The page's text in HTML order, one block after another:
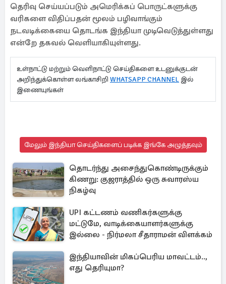
தெரிவு செய்யப்படும் அமெரிக்கப் பொருட்களுக்கு
வரிகளை விதிப்பதன் மூலம் பழிவாங்கும்
நடவடிக்கையை தொடங்க இந்தியா முடிவெடுத்துள்ளது
என்றே தகவல் வெளியாகியுள்ளது.
உள்நாட்டு மற்றும் வெளிநாட்டு செய்திகளை உடனுக்குடன்
அறிந்துக்கொள்ள லங்காசிறி WHATSAPP CHANNEL இல்
இணையுங்கள்
மேலும் இந்தியா செய்திகளைப் படிக்க இங்கே அழுத்தவும்
தொடர்ந்து அசைந்துகொண்டிருக்கும்
கிணறு: குஜராத்தில் ஒரு சுவாரஸ்ய
நிகழ்வு
UPI கட்டணம் வணிகர்களுக்கு
மட்டுமே, வாடிக்கையாளர்களுக்கு
இல்லை - நிர்மலா சீதாராமன் விளக்கம்
இந்தியாவின் மிகப்பெரிய மாவட்டம்..,
எது தெரியுமா?